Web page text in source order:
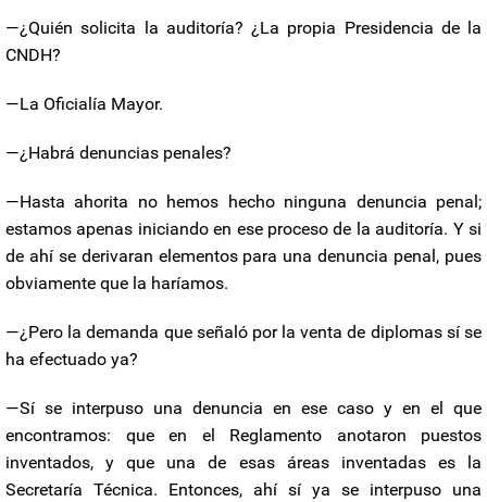
—¿Quién solicita la auditoría? ¿La propia Presidencia de la
CNDH?
—La Oficialía Mayor.
—¿Habrá denuncias penales?
—Hasta ahorita no hemos hecho ninguna denuncia penal;
estamos apenas iniciando en ese proceso de la auditoría. Y si
de ahí se derivaran elementos para una denuncia penal, pues
obviamente que la haríamos.
—¿Pero la demanda que señaló por la venta de diplomas sí se
ha efectuado ya?
—Sí se interpuso una denuncia en ese caso y en el que
encontramos: que en el Reglamento anotaron puestos
inventados, y que una de esas áreas inventadas es la
Secretaría Técnica. Entonces, ahí sí ya se interpuso una